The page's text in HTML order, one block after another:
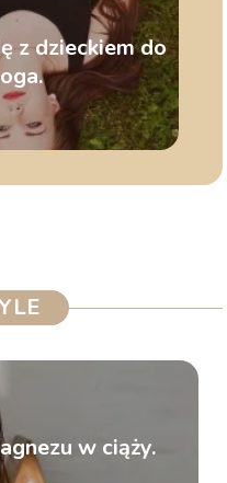
z dzieckiem do
w ciąży.